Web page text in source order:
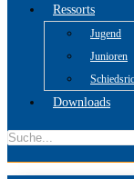
Ressorts
Jugend
Junioren
Downloads